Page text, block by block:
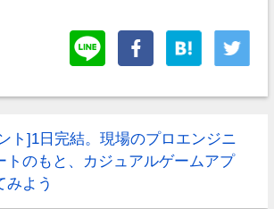
ト]1日完結。現場のプロエンジニ
トのもと、カジュアルゲームアプ
みよう